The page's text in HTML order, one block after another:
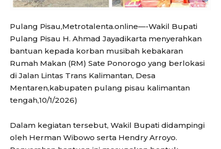
Pulang Pisau,Metrotalenta.online—-Wakil Bupati
Pulang Pisau H. Ahmad Jayadikarta menyerahkan
bantuan kepada korban musibah kebakaran
Rumah Makan (RM) Sate Ponorogo yang berlokasi
di Jalan Lintas Trans Kalimantan, Desa
Mentaren,kabupaten pulang pisau kalimantan
tengah,10/1/2026)
Dalam kegiatan tersebut, Wakil Bupati didampingi
oleh Herman Wibowo serta Hendry Arroyo.